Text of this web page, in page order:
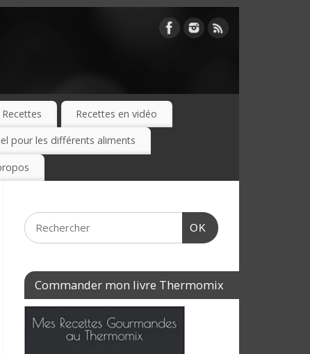
Recettes Recettes en vidéo
pour les différents aliments
OK
Commander mon livre Thermomix